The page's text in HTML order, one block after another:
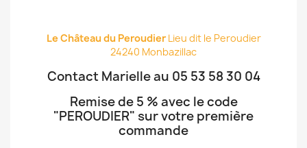
Le Château du PeroudierLieu dit le Peroudier
24240 Monbazillac
Contact Marielle au 05 53 58 30 04
Remise de 5 % avec le code
"PEROUDIER" sur votre première
commande